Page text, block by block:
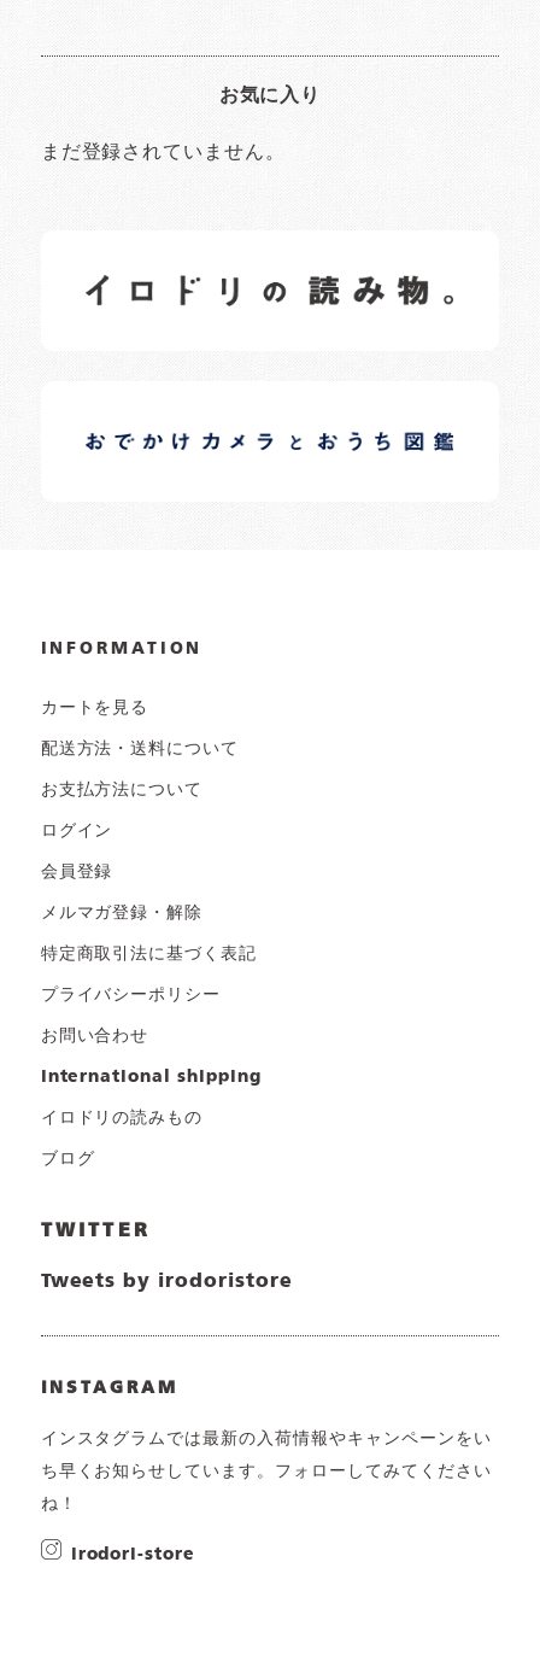
お気に入り
まだ登録されていません。
日常の様子など随時更新中です。
日常の様子など随時更新中です。
INFORMATION
カートを見る
配送方法・送料について
お支払方法について
ログイン
会員登録
メルマガ登録・解除
特定商取引法に基づく表記
プライバシーポリシー
お問い合わせ
international shipping
イロドリの読みもの
ブログ
TWITTER
Tweets by irodoristore
INSTAGRAM
インスタグラムでは最新の入荷情報やキャンペーンをい
ち早くお知らせしています。フォローしてみてください
ね！
irodori-store